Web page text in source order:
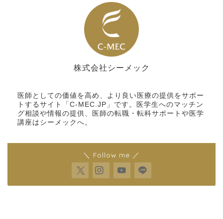
株式会社シーメック
医師としての価値を高め、より良い医療の提供をサポー
トするサイト「C-MEC.JP」です。医学生へのマッチン
グ相談や情報の提供、医師の転職・転科サポートや医学
講座はシーメックへ。
＼ Follow me ／